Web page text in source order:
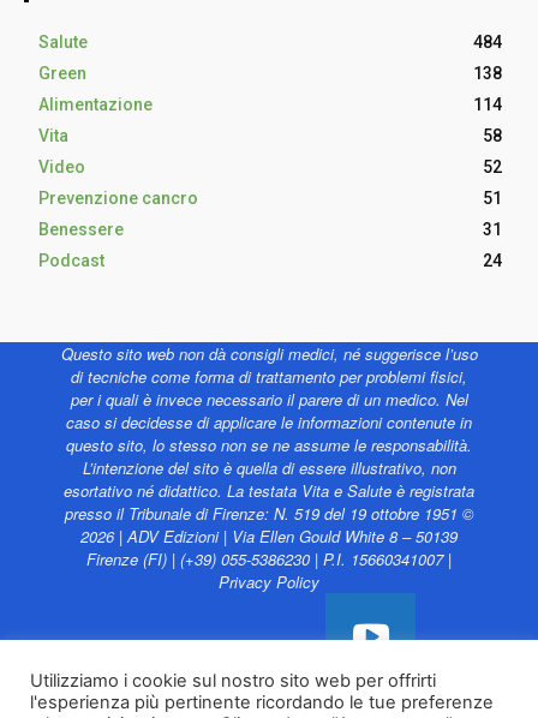
Salute
484
Green
138
Alimentazione
114
Vita
58
Video
52
Prevenzione cancro
51
Benessere
31
Podcast
24
Questo sito web non dà consigli medici, né suggerisce l’uso
di tecniche come forma di trattamento per problemi fisici,
per i quali è invece necessario il parere di un medico. Nel
caso si decidesse di applicare le informazioni contenute in
questo sito, lo stesso non se ne assume le responsabilità.
L’intenzione del sito è quella di essere illustrativo, non
esortativo né didattico. La testata Vita e Salute è registrata
presso il Tribunale di Firenze: N. 519 del 19 ottobre 1951 ©
2026 | ADV Edizioni | Via Ellen Gould White 8 – 50139
Firenze (FI) | (+39) 055-5386230 | P.I. 15660341007 |
Privacy Policy
Utilizziamo i cookie sul nostro sito web per offrirti
l'esperienza più pertinente ricordando le tue preferenze